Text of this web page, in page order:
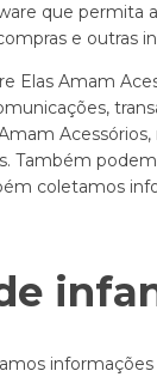
que permita
e outras
Elas Amam
Também
coletamos